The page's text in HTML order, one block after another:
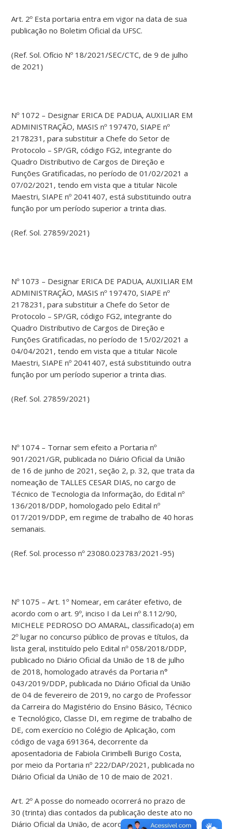
Art. 2º Esta portaria entra em vigor na data de sua
publicação no Boletim Oficial da UFSC.
(Ref. Sol. Ofício Nº 18/2021/SEC/CTC, de 9 de julho
de 2021)
Nº 1072 – Designar ERICA DE PADUA, AUXILIAR EM
ADMINISTRAÇÃO, MASIS nº 197470, SIAPE nº
2178231, para substituir a Chefe do Setor de
Protocolo – SP/GR, código FG2, integrante do
Quadro Distributivo de Cargos de Direção e
Funções Gratificadas, no período de 01/02/2021 a
07/02/2021, tendo em vista que a titular Nicole
Maestri, SIAPE nº 2041407, está substituindo outra
função por um período superior a trinta dias.
(Ref. Sol. 27859/2021)
Nº 1073 – Designar ERICA DE PADUA, AUXILIAR EM
ADMINISTRAÇÃO, MASIS nº 197470, SIAPE nº
2178231, para substituir a Chefe do Setor de
Protocolo – SP/GR, código FG2, integrante do
Quadro Distributivo de Cargos de Direção e
Funções Gratificadas, no período de 15/02/2021 a
04/04/2021, tendo em vista que a titular Nicole
Maestri, SIAPE nº 2041407, está substituindo outra
função por um período superior a trinta dias.
(Ref. Sol. 27859/2021)
Nº 1074 – Tornar sem efeito a Portaria nº
901/2021/GR, publicada no Diário Oficial da União
de 16 de junho de 2021, seção 2, p. 32, que trata da
nomeação de TALLES CESAR DIAS, no cargo de
Técnico de Tecnologia da Informação, do Edital nº
136/2018/DDP, homologado pelo Edital nº
017/2019/DDP, em regime de trabalho de 40 horas
semanais.
(Ref. Sol. processo nº 23080.023783/2021-95)
Nº 1075 – Art. 1º Nomear, em caráter efetivo, de
acordo com o art. 9º, inciso I da Lei nº 8.112/90,
MICHELE PEDROSO DO AMARAL, classificado(a) em
2º lugar no concurso público de provas e títulos, da
lista geral, instituído pelo Edital nº 058/2018/DDP,
publicado no Diário Oficial da União de 18 de julho
de 2018, homologado através da Portaria n°
043/2019/DDP, publicada no Diário Oficial da União
de 04 de fevereiro de 2019, no cargo de Professor
da Carreira do Magistério do Ensino Básico, Técnico
e Tecnológico, Classe DI, em regime de trabalho de
DE, com exercício no Colégio de Aplicação, com
código de vaga 691364, decorrente da
aposentadoria de Fabiola Cirimbelli Burigo Costa,
por meio da Portaria nº 222/DAP/2021, publicada no
Diário Oficial da União de 10 de maio de 2021.
Art. 2º A posse do nomeado ocorrerá no prazo de
30 (trinta) dias contados da publicação deste ato no
Diário Oficial da União, de acordo com o parágrafo